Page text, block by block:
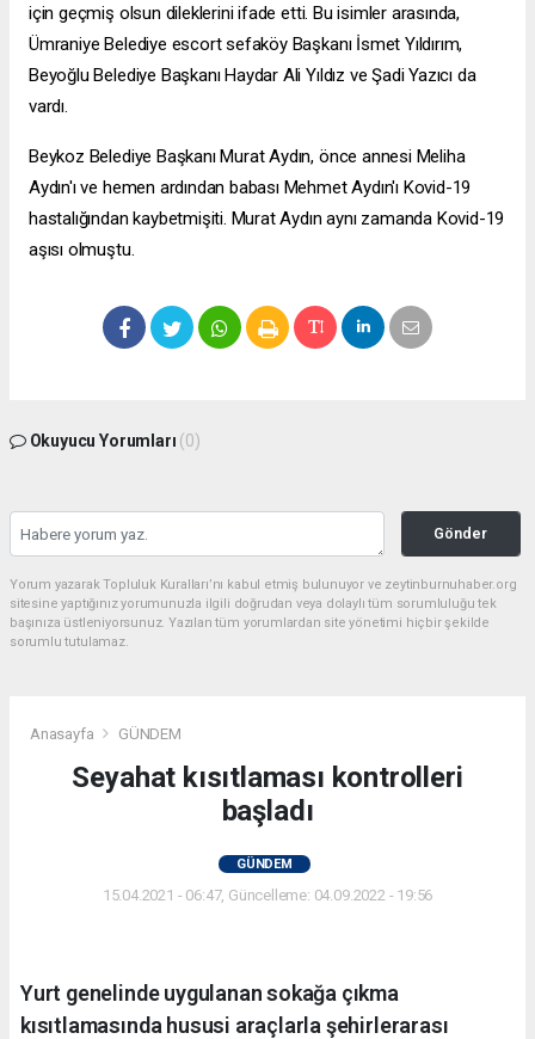
için geçmiş olsun dileklerini ifade etti. Bu isimler arasında,
Ümraniye Belediye escort sefaköyBaşkanı İsmet Yıldırım,
Beyoğlu Belediye Başkanı Haydar Ali Yıldız ve Şadi Yazıcı da
vardı.
Beykoz Belediye Başkanı Murat Aydın, önce annesi Meliha
Aydın'ı ve hemen ardından babası Mehmet Aydın'ı Kovid-19
hastalığından kaybetmişiti. Murat Aydın aynı zamanda Kovid-19
aşısı olmuştu.
Okuyucu Yorumları (0)
Gönder
Yorum yazarak Topluluk Kuralları’nı kabul etmiş bulunuyor ve zeytinburnuhaber.org
sitesine yaptığınız yorumunuzla ilgili doğrudan veya dolaylı tüm sorumluluğu tek
başınıza üstleniyorsunuz. Yazılan tüm yorumlardan site yönetimi hiçbir şekilde
sorumlu tutulamaz.
Anasayfa GÜNDEM
Seyahat kısıtlaması kontrolleri
başladı
GÜNDEM
15.04.2021 - 06:47, Güncelleme: 04.09.2022 - 19:56
Yurt genelinde uygulanan sokağa çıkma
kısıtlamasında hususi araçlarla şehirlerarası